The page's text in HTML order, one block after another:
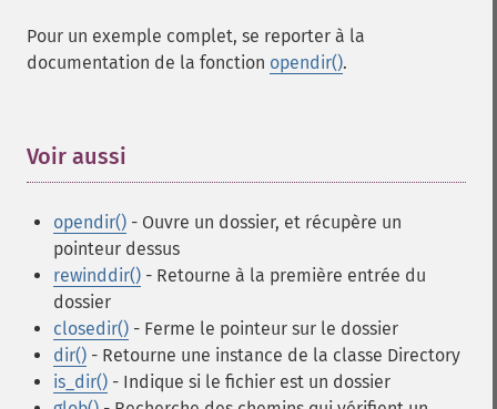
Pour un exemple complet, se reporter à la
documentation de la fonction opendir().
Voir aussi
opendir() - Ouvre un dossier, et récupère un
pointeur dessus
rewinddir() - Retourne à la première entrée du
dossier
closedir() - Ferme le pointeur sur le dossier
dir() - Retourne une instance de la classe Directory
is_dir() - Indique si le fichier est un dossier